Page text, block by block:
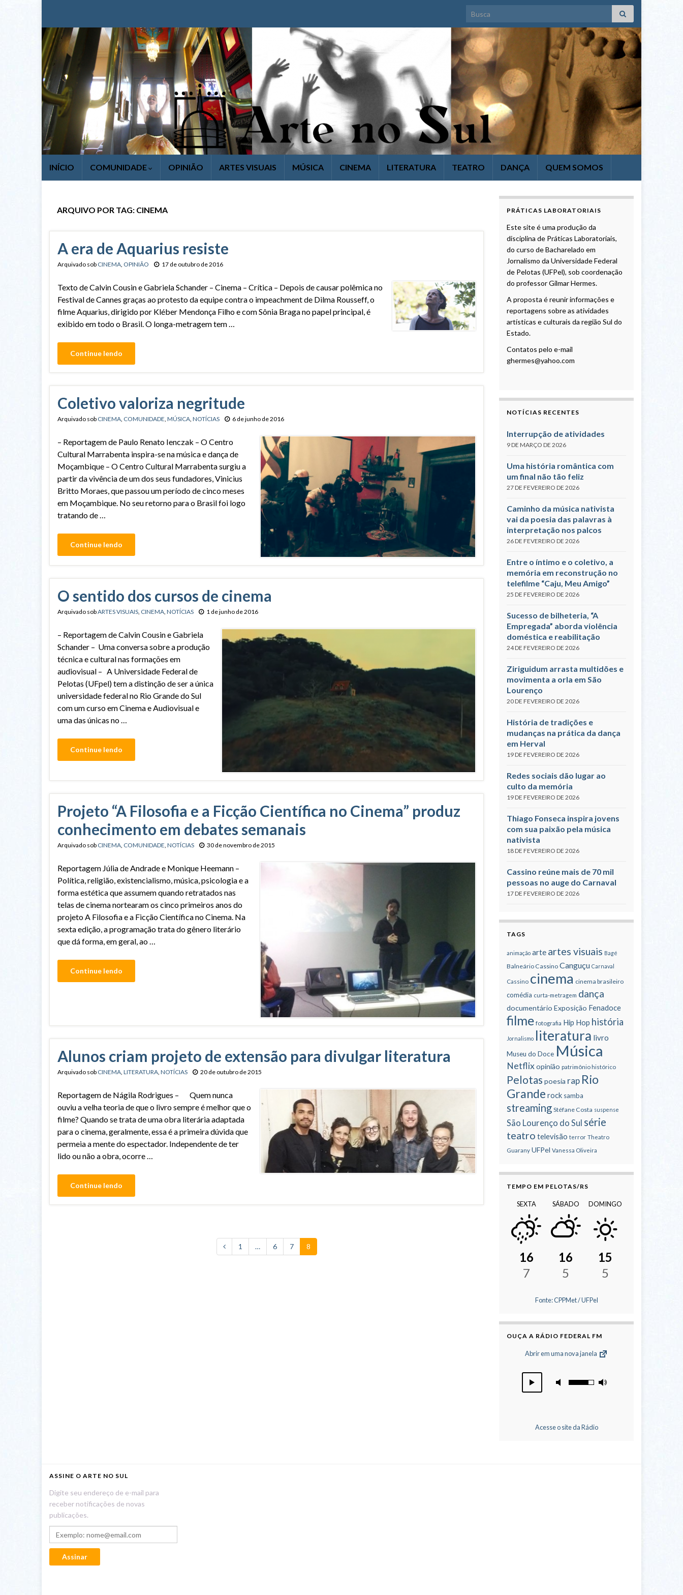
Search for:
INÍCIO COMUNIDADE OPINIÃO ARTES VISUAIS MÚSICA CINEMA LITERATURA TEATRO DANÇA QUEM SOMOS
ARQUIVO POR TAG: CINEMA
A era de Aquarius resiste
Arquivado sob CINEMA, OPINIÃO 17 de outubro de 2016
Texto de Calvin Cousin e Gabriela Schander – Cinema – Crítica – Depois de causar polêmica no
Festival de Cannes graças ao protesto da equipe contra o impeachment de Dilma Rousseff, o
filme Aquarius, dirigido por Kléber Mendonça Filho e com Sônia Braga no papel principal, é
exibido em todo o Brasil. O longa-metragem tem …
Continue lendo
Coletivo valoriza negritude
Arquivado sob CINEMA, COMUNIDADE, MÚSICA, NOTÍCIAS 6 de junho de 2016
– Reportagem de Paulo Renato Ienczak – O Centro
Cultural Marrabenta inspira-se na música e dança de
Moçambique – O Centro Cultural Marrabenta surgiu a
partir da vivência de um dos seus fundadores, Vinicius
Britto Moraes, que passou um período de cinco meses
em Moçambique. No seu retorno para o Brasil foi logo
tratando de …
Continue lendo
O sentido dos cursos de cinema
Arquivado sobARTES VISUAIS CINEMA NOTÍCIAS 1 de junho de 2016
– Reportagem de Calvin Cousin e Gabriela
Schander – Uma conversa sobre a produção
técnica e cultural nas formações em
audiovisual – A Universidade Federal de
Pelotas (UFpel) tem a distinção de ser a única
universidade federal no Rio Grande do Sul
com um curso em Cinema e Audiovisual e
uma das únicas no …
Continue lendo
Projeto “A Filosofia e a Ficção Científica no Cinema” produz
conhecimento em debates semanais
Arquivado sob CINEMA COMUNIDADE NOTÍCIAS 30 de novembro de 2015
Reportagem Júlia de Andrade e Monique Heemann –
Política, religião, existencialismo, música, psicologia e a
forma estética que assumem quando retratados nas
telas de cinema nortearam os cinco primeiros anos do
projeto A Filosofia e a Ficção Científica no Cinema. Na
sexta edição, a programação trata do gênero literário
que dá forma, em geral, ao …
Continue lendo
Alunos criam projeto de extensão para divulgar literatura
Arquivado sob CINEMA, LITERATURA, NOTÍCIAS 20 de outubro de 2015
Reportagem de Nágila Rodrigues – Quem nunca
ouviu a velha teoria de que o livro sempre é melhor que o
filme? Quando se trata de uma obra literária adaptada
para o cinema, geralmente, essa é a primeira dúvida que
permeia a mente do espectador. Independente de ter
lido ou não a obra, ocorre …
Continue lendo
1 … 6 7 8
PRÁTICAS LABORATORIAIS
Este site é uma produção da
disciplina de Práticas Laboratoriais,
do curso de Bacharelado em
Jornalismo da Universidade Federal
de Pelotas (UFPel), sob coordenação
do professor Gilmar Hermes.
A proposta é reunir informações e
reportagens sobre as atividades
artísticas e culturais da região Sul do
Estado.
Contatos pelo e-mail
ghermes@yahoo.com
NOTÍCIAS RECENTES
Interrupção de atividades
9 DE MARÇO DE 2026
Uma história romântica com
um final não tão feliz
27 DE FEVEREIRO DE 2026
Caminho da música nativista
vai da poesia das palavras à
interpretação nos palcos
26 DE FEVEREIRO DE 2026
Entre o íntimo e o coletivo, a
memória em reconstrução no
telefilme “Caju, Meu Amigo”
25 DE FEVEREIRO DE 2026
Sucesso de bilheteria, “A
Empregada” aborda violência
doméstica e reabilitação
24 DE FEVEREIRO DE 2026
Ziriguidum arrasta multidões e
movimenta a orla em São
Lourenço
20 DE FEVEREIRO DE 2026
História de tradições e
mudanças na prática da dança
em Herval
19 DE FEVEREIRO DE 2026
Redes sociais dão lugar ao
culto da memória
19 DE FEVEREIRO DE 2026
Thiago Fonseca inspira jovens
com sua paixão pela música
nativista
18 DE FEVEREIRO DE 2026
Cassino reúne mais de 70 mil
pessoas no auge do Carnaval
17 DE FEVEREIRO DE 2026
TAGS
animação arte artes visuais Bagé
Balneário Cassino Canguçu Carnaval
Cassino cinema cinema brasileiro
comédia curta-metragem dança
documentário Exposição Fenadoce
filme fotografia Hip Hop história
Jornalismo literatura livro
Museu do Doce Música
Netflixopinião patrimônio histórico
Pelotas poesia rap Rio
Grande rock samba
streaming Stéfane Costa suspense
São Lourenço do Sul série
teatro televisão terror Theatro
Guarany UFPel Vanessa Oliveira
TEMPO EM PELOTAS/RS
SEXTA
16
7
SÁBADO
16
5
DOMINGO
15
5
Fonte: CPPMet / UFPel
OUÇA A RÁDIO FEDERAL FM
Abrir em uma nova janela
Acesse o site da Rádio
ASSINE O ARTE NO SUL
Digite seu endereço de e-mail para
receber notificações de novas
publicações.
Exemplo: nome@email.com
Assinar